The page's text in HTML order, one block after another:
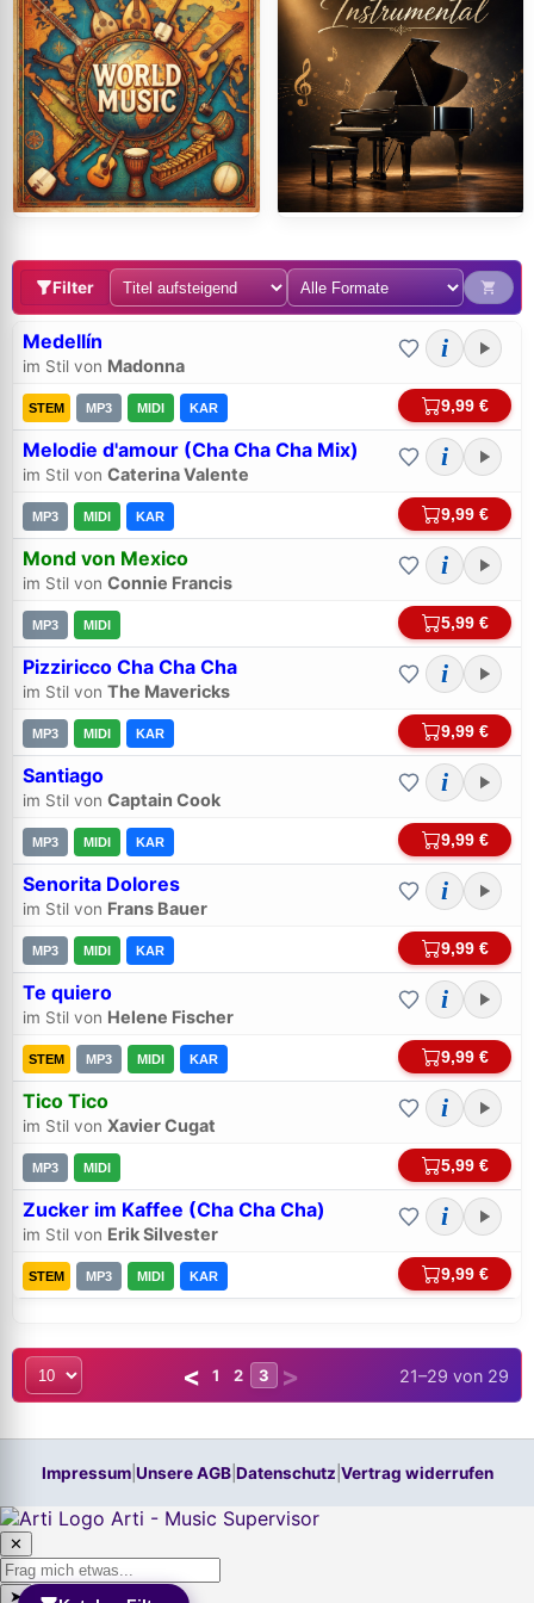
Filter
Medellín
im Stil von Madonna
i
STEM MP3 MIDI KAR 9,99 €
Melodie d'amour (Cha Cha Cha Mix)
im Stil von Caterina Valente
i
MP3 MIDI KAR 9,99 €
Mond von Mexico
im Stil von Connie Francis
i
MP3 MIDI 5,99 €
Pizziricco Cha Cha Cha
im Stil von The Mavericks
i
MP3 MIDI KAR 9,99 €
Santiago
im Stil von Captain Cook
i
MP3 MIDI KAR 9,99 €
Senorita Dolores
im Stil von Frans Bauer
i
MP3 MIDI KAR 9,99 €
Te quiero
im Stil von Helene Fischer
i
STEM MP3 MIDI KAR 9,99 €
Tico Tico
im Stil von Xavier Cugat
i
MP3 MIDI 5,99 €
Zucker im Kaffee (Cha Cha Cha)
im Stil von Erik Silvester
i
STEM MP3 MIDI KAR 9,99 €
< 1 2 3 > 21–29 von 29
Impressum| Unsere AGB| Datenschutz Vertrag widerrufen
Arti - Music Supervisor
✕
➤
Passwort:
Weiter
Trage bitte vorher Deine E-Mail-Adresse in das Feld oben ein.
Neu hier? Jetzt kostenloses Konto anlegen